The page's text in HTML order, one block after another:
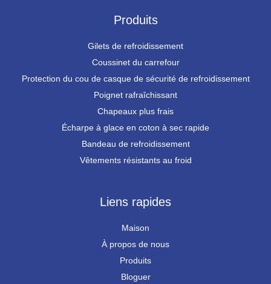
Produits
Gilets de refroidissement
Coussinet du carrefour
Protection du cou de casque de sécurité de refroidissement
Poignet rafraîchissant
Chapeaux plus frais
Écharpe à glace en coton à sec rapide
Bandeau de refroidissement
Vêtements résistants au froid
Liens rapides
Maison
À propos de nous
Produits
Bloguer